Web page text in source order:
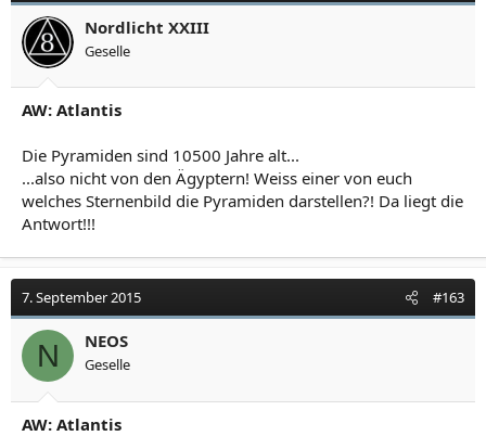
Nordlicht XXIII
Geselle
AW: Atlantis
Die Pyramiden sind 10500 Jahre alt...
...also nicht von den Ägyptern! Weiss einer von euch
welches Sternenbild die Pyramiden darstellen?! Da liegt die
Antwort!!!
7. September 2015 #163
N NEOS
Geselle
AW: Atlantis